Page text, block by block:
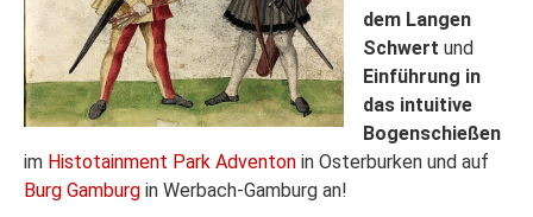
dem Langen
Schwert und
Einführung in
das intuitive
Bogenschießen
im Histotainment Park Adventon in Osterburken und auf
Burg Gamburg in Werbach-Gamburg an!